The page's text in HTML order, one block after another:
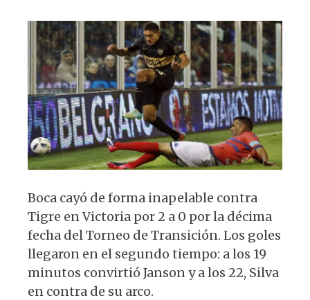
s
A
p
p
e
b
o
o
k
k
y
g
ra
m
Boca cayó de forma inapelable contra
Tigre en Victoria por 2 a 0 por la décima
fecha del Torneo de Transición. Los goles
llegaron en el segundo tiempo: a los 19
minutos convirtió Janson y a los 22, Silva
en contra de su arco.